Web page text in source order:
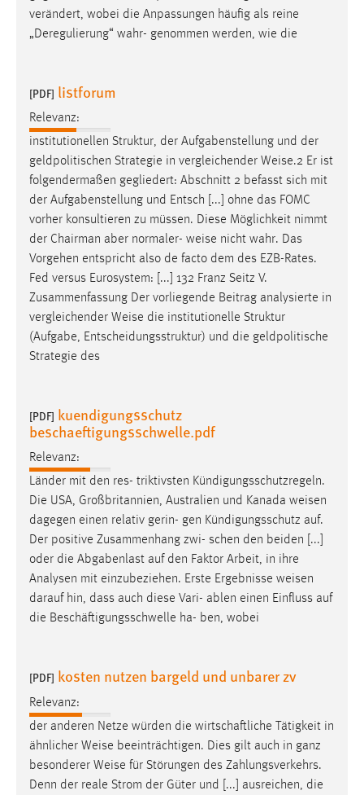
verändert, wobei die Anpassungen häufig als reine
„Deregulierung“ wahr- genommen werden, wie die
[PDF] listforum
Relevanz:
institutionellen Struktur, der Aufgabenstellung und der
geldpolitischen Strategie in vergleichender Weise.2 Er ist
folgendermaßen gegliedert: Abschnitt 2 befasst sich mit
der Aufgabenstellung und Entsch [...] ohne das FOMC
vorher konsultieren zu müssen. Diese Möglichkeit nimmt
der Chairman aber normaler- weise nicht wahr. Das
Vorgehen entspricht also de facto dem des EZB-Rates.
Fed versus Eurosystem: [...] 132 Franz Seitz V.
Zusammenfassung Der vorliegende Beitrag analysierte in
vergleichender Weise die institutionelle Struktur
(Aufgabe, Entscheidungsstruktur) und die geldpolitische
Strategie des
[PDF] kuendigungsschutz
beschaeftigungsschwelle.pdf
Relevanz:
Länder mit den res- triktivsten Kündigungsschutzregeln.
Die USA, Großbritannien, Australien und Kanada weisen
dagegen einen relativ gerin- gen Kündigungsschutz auf.
Der positive Zusammenhang zwi- schen den beiden [...]
oder die Abgabenlast auf den Faktor Arbeit, in ihre
Analysen mit einzubeziehen. Erste Ergebnisse weisen
darauf hin, dass auch diese Vari- ablen einen Einfluss auf
die Beschäftigungsschwelle ha- ben, wobei
[PDF] kosten nutzen bargeld und unbarer zv
Relevanz:
der anderen Netze würden die wirtschaftliche Tätigkeit in
ähnlicher Weise beeinträchtigen. Dies gilt auch in ganz
besonderer Weise für Störungen des Zahlungsverkehrs.
Denn der reale Strom der Güter und [...] ausreichen, die